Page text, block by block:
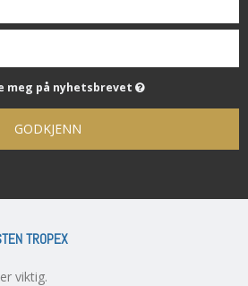
meg på nyhetsbrevet
GODKJENN
TROPEX
viktig.